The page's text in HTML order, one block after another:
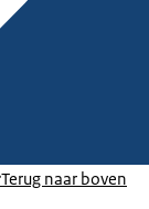
Terug naar boven